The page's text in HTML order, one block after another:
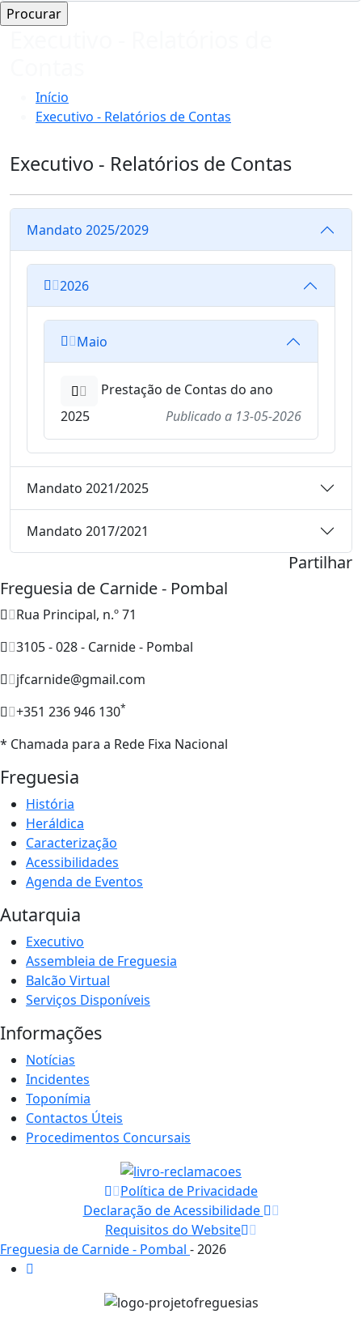
Início
Executivo - Relatórios de Contas
Executivo - Relatórios de Contas
Mandato 2025/2029
2026
Maio
Prestação de Contas do ano
2025
Publicado a 13-05-2026
Mandato 2021/2025
Mandato 2017/2021
Partilhar
Freguesia de Carnide - Pombal
Rua Principal, n.º 71
3105 - 028 - Carnide - Pombal
jfcarnide@gmail.com
+351 236 946 130*
* Chamada para a Rede Fixa Nacional
Freguesia
História
Heráldica
Caracterização
Acessibilidades
Agenda de Eventos
Autarquia
Executivo
Assembleia de Freguesia
Balcão Virtual
Serviços Disponíveis
Informações
Notícias
Incidentes
Toponímia
Contactos Úteis
Procedimentos Concursais
Política de Privacidade
Declaração de Acessibilidade
Requisitos do Website
Freguesia de Carnide - Pombal - 2026